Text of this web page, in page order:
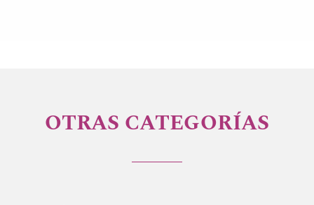
OTRAS CATEGORÍAS